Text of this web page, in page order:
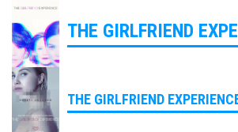
THE GIRLFRIEND
THE GIRLFRIEND